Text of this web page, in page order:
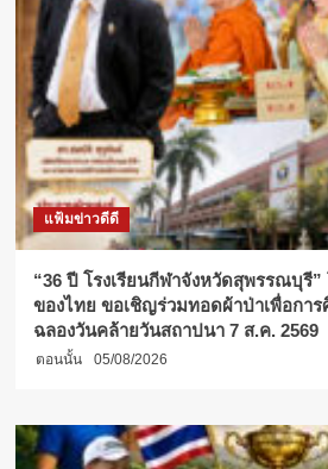
แฟ้มข่าวดีดี
“36 ปี โรงเรียนกีฬาจังหวัดสุพรรณบุรี”
ของไทย ขอเชิญร่วมทอดผ้าป่าเพื่อกา
ฉลองวันคล้ายวันสถาปนา 7 ส.ค. 2569
ตอนนั้น 05/08/2026